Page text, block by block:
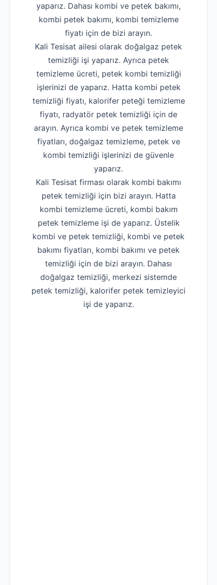
yaparız. Dahası kombi ve petek bakımı,
kombi petek bakımı, kombi temizleme
fiyatı için de bizi arayın.
Kali Tesisat ailesi olarak doğalgaz petek
temizliği işi yaparız. Ayrıca petek
temizleme ücreti, petek kombi temizliği
işlerinizi de yaparız. Hatta kombi petek
temizliği fiyatı, kalorifer peteği temizleme
fiyatı, radyatör petek temizliği için de
arayın. Ayrıca kombi ve petek temizleme
fiyatları, doğalgaz temizleme, petek ve
kombi temizliği işlerinizi de güvenle
yaparız.
Kali Tesisat firması olarak kombi bakımı
petek temizliği için bizi arayın. Hatta
kombi temizleme ücreti, kombi bakım
petek temizleme işi de yaparız. Üstelik
kombi ve petek temizliği, kombi ve petek
bakımı fiyatları, kombi bakımı ve petek
temizliği için de bizi arayın. Dahası
doğalgaz temizliği, merkezi sistemde
petek temizliği, kalorifer petek temizleyici
işi de yaparız.